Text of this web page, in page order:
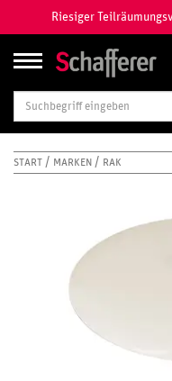
Riesiger
START MARKEN RAK